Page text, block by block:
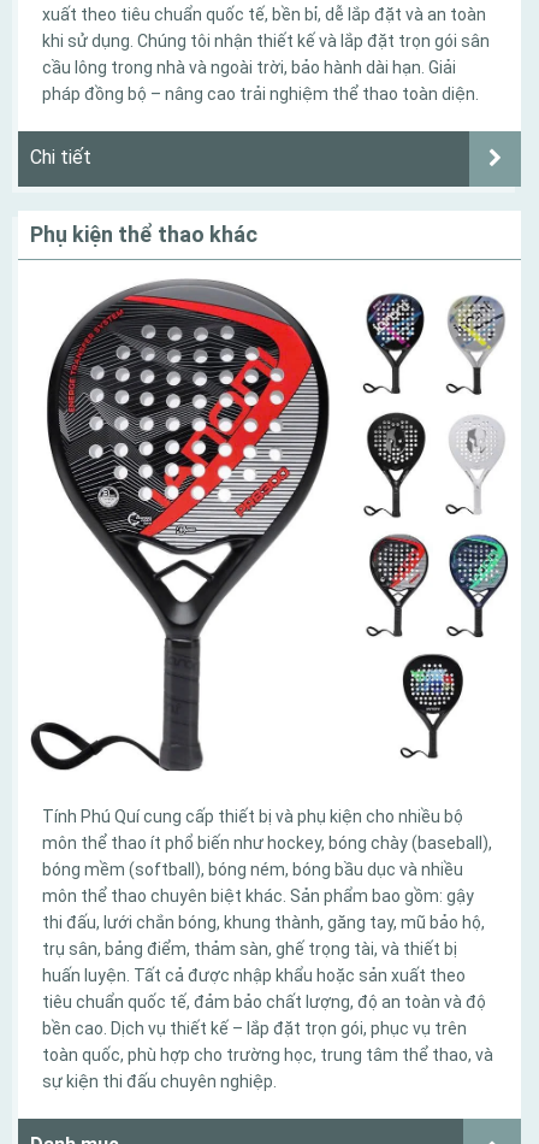
xuất theo tiêu chuẩn quốc tế, bền bỉ, dễ lắp đặt và an toàn
khi sử dụng. Chúng tôi nhận thiết kế và lắp đặt trọn gói sân
cầu lông trong nhà và ngoài trời, bảo hành dài hạn. Giải
pháp đồng bộ – nâng cao trải nghiệm thể thao toàn diện.
Chi tiết
Phụ kiện thể thao khác
Tính Phú Quí cung cấp thiết bị và phụ kiện cho nhiều bộ
môn thể thao ít phổ biến như hockey, bóng chày (baseball),
bóng mềm (softball), bóng ném, bóng bầu dục và nhiều
môn thể thao chuyên biệt khác. Sản phẩm bao gồm: gậy
thi đấu, lưới chắn bóng, khung thành, găng tay, mũ bảo hộ,
trụ sân, bảng điểm, thảm sàn, ghế trọng tài, và thiết bị
huấn luyện. Tất cả được nhập khẩu hoặc sản xuất theo
tiêu chuẩn quốc tế, đảm bảo chất lượng, độ an toàn và độ
bền cao. Dịch vụ thiết kế – lắp đặt trọn gói, phục vụ trên
toàn quốc, phù hợp cho trường học, trung tâm thể thao, và
sự kiện thi đấu chuyên nghiệp.